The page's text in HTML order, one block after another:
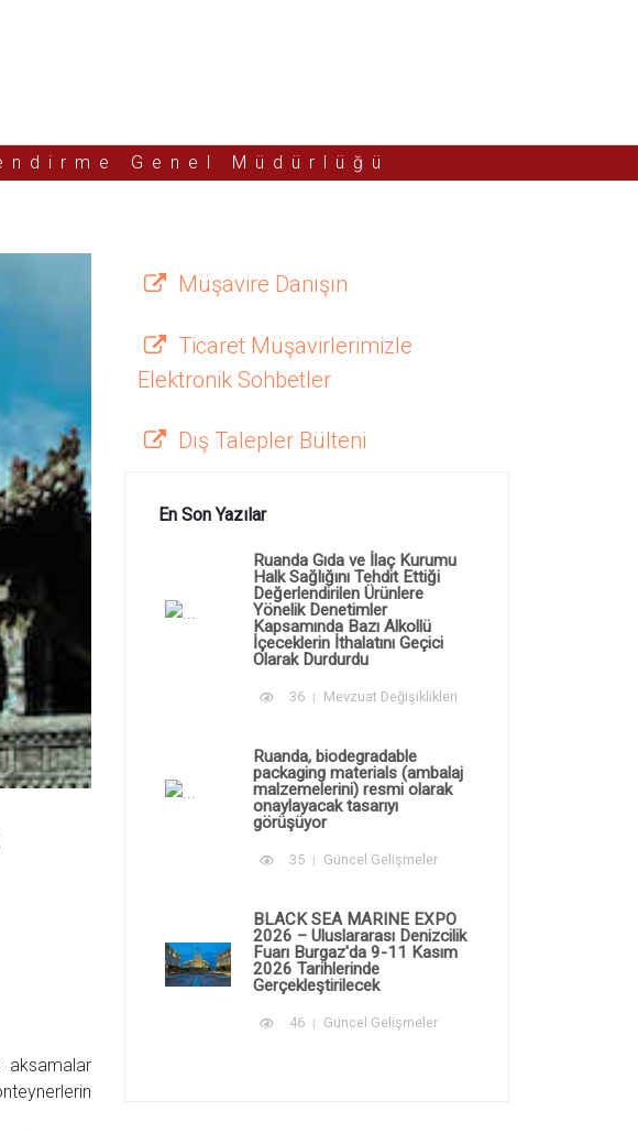
Genel Müdürlüğü
aksamalar
Müşavire Danışın
Ticaret Müşavirlerimizle
Elektronik Sohbetler
Dış Talepler Bülteni
En Son Yazılar
Ruanda Gıda ve İlaç Kurumu
Halk Sağlığını Tehdit Ettiği
Değerlendirilen Ürünlere
Yönelik Denetimler
Kapsamında Bazı Alkollü
İçeceklerin İthalatını Geçici
Olarak Durdurdu
36 Mevzuat Değişiklikleri
Ruanda, biodegradable
packaging materials (ambalaj
malzemelerini) resmi olarak
onaylayacak tasarıyı
görüşüyor
35 Güncel Gelişmeler
BLACK SEA MARINE EXPO
2026 – Uluslararası Denizcilik
Fuarı Burgaz'da 9-11 Kasım
2026 Tarihlerinde
Gerçekleştirilecek
46 Güncel Gelişmeler